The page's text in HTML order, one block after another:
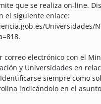
que se realiza on-line.
el siguiente enlace:
Universidades/
correo electrónico con el
y Universidades en
siempre como
indicándolo en el